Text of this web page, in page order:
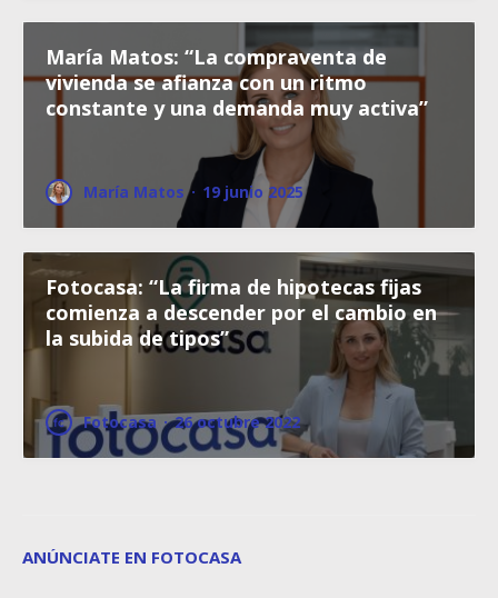
María Matos: “La compraventa de
vivienda se afianza con un ritmo
constante y una demanda muy activa”
María Matos · 19 junio 2025
Fotocasa: “La firma de hipotecas fijas
comienza a descender por el cambio en
la subida de tipos”
Fotocasa · 26 octubre 2022
ANÚNCIATE EN FOTOCASA